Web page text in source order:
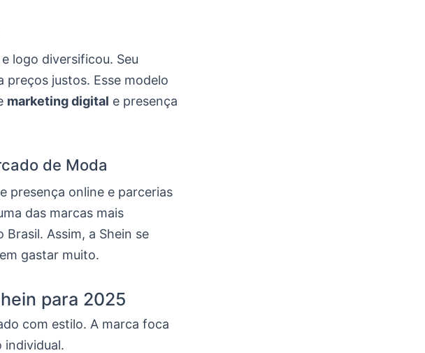
logo diversificou. Seu
preços justos. Esse modelo
marketing digital e presença
de Moda
presença online e parcerias
das marcas mais
Brasil. Assim, a Shein se
gastar muito.
para 2025
com estilo. A marca foca
individual.